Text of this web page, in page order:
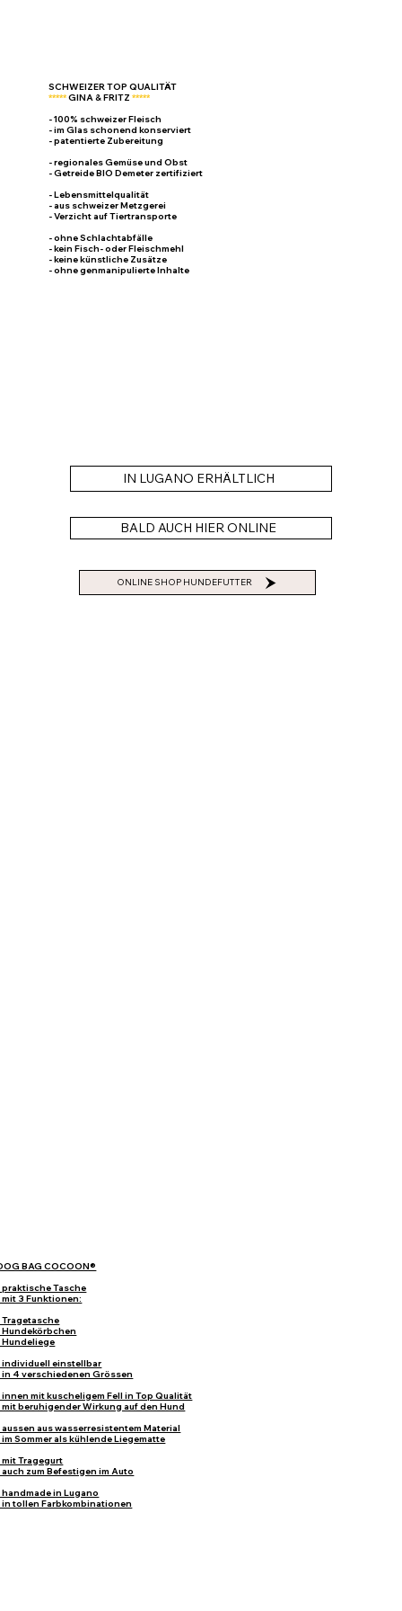
ONLINE SHOP HUNDEFUTTER
IN LUGANO ERHÄLTLICH
SCHWEIZER TOP QUALITÄT
*****GINA & FRITZ*****
- 100% schweizer Fleisch
- im Glas schonend konserviert
- patentierte Zubereitung
- regionales Gemüse und Obst
- Getreide BIO Demeter zertifiziert
- Lebensmittelqualität
- aus schweizer Metzgerei
- Verzicht auf Tiertransporte
- ohne Schlachtabfälle
- kein Fisch- oder Fleischmehl
- keine künstliche Zusätze
- ohne genmanipulierte Inhalte
BALD AUCH HIER ONLINE
BAG COCOON®
praktische Tasche
mit 3 Funktionen:
Tragetasche
Hundekörbchen
Hundeliege
individuell einstellbar
in 4 verschiedenen Grössen
innen mit kuscheligem Fell in Top Qualität
mit beruhigender Wirkung auf den Hund
aussen aus wasserresistentem Material
im Sommer als kühlende Liegematte
mit Tragegurt
auch zum Befestigen im Auto
handmade in Lugano
in tollen Farbkombinationen